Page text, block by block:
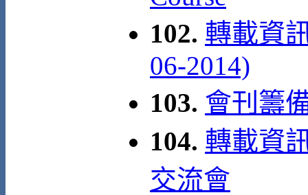
102. 轉載資
06-2014)
103. 會刊籌
104. 轉載資
交流會